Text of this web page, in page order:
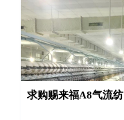
求购赐来福A8气流纺